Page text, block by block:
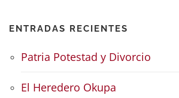
ENTRADAS RECIENTES
Patria Potestad y Divorcio
El Heredero Okupa